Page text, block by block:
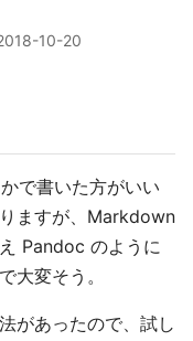
10-20
で書いた方がいい
ますが、Markdown
Pandoc のように
大変そう。
があったので、試し